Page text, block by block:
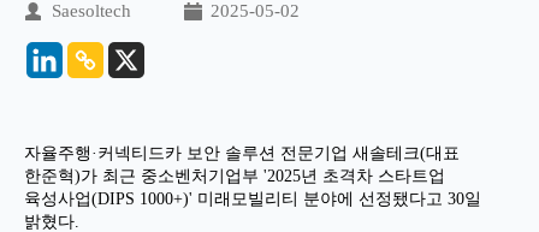
Saesoltech 2025-05-02
자율주행·커넥티드카 보안 솔루션 전문기업 새솔테크(대표
한준혁)가 최근 중소벤처기업부 '2025년 초격차 스타트업
육성사업(DIPS 1000+)' 미래모빌리티 분야에 선정됐다고 30일
밝혔다.